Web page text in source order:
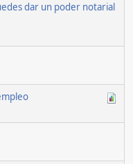
dar un poder notarial